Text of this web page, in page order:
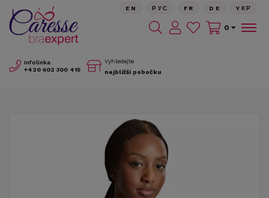
Infolinka
+420 602 300 415
Vyhledejte
nejbližší pobočku
EN РУС FR DE YКР
0